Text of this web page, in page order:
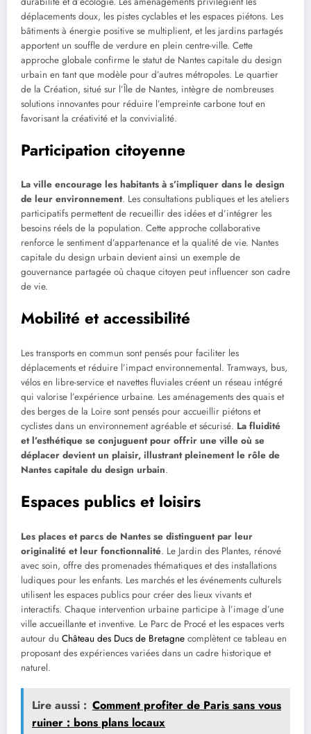
déplacements doux, les pistes cyclables et les espaces piétons. Les
bâtiments à énergie positive se multiplient, et les jardins partagés
apportent un souffle de verdure en plein centre-ville. Cette
approche globale confirme le statut de Nantes capitale du design
urbain en tant que modèle pour d’autres métropoles. Le quartier
de la Création, situé sur l’Île de Nantes, intègre de nombreuses
solutions innovantes pour réduire l’empreinte carbone tout en
favorisant la créativité et la convivialité.
Participation citoyenne
La ville encourage les habitants à s’impliquer dans le design
de leur environnement. Les consultations publiques et les ateliers
participatifs permettent de recueillir des idées et d’intégrer les
besoins réels de la population. Cette approche collaborative
renforce le sentiment d’appartenance et la qualité de vie. Nantes
capitale du design urbain devient ainsi un exemple de
gouvernance partagée où chaque citoyen peut influencer son cadre
de vie.
Mobilité et accessibilité
Les transports en commun sont pensés pour faciliter les
déplacements et réduire l’impact environnemental. Tramways, bus,
vélos en libre-service et navettes fluviales créent un réseau intégré
qui valorise l’expérience urbaine. Les aménagements des quais et
des berges de la Loire sont pensés pour accueillir piétons et
cyclistes dans un environnement agréable et sécurisé. La fluidité
et l’esthétique se conjuguent pour offrir une ville où se
déplacer devient un plaisir, illustrant pleinement le rôle de
Nantes capitale du design urbain.
Espaces publics et loisirs
Les places et parcs de Nantes se distinguent par leur
originalité et leur fonctionnalité. Le Jardin des Plantes, rénové
avec soin, offre des promenades thématiques et des installations
ludiques pour les enfants. Les marchés et les événements culturels
utilisent les espaces publics pour créer des lieux vivants et
interactifs. Chaque intervention urbaine participe à l’image d’une
ville accueillante et inventive. Le Parc de Procé et les espaces verts
autour du Château des Ducs de Bretagne complètent ce tableau en
proposant des expériences variées dans un cadre historique et
naturel.
Lire aussi : Comment profiter de Paris sans vous
ruiner : bons plans locaux